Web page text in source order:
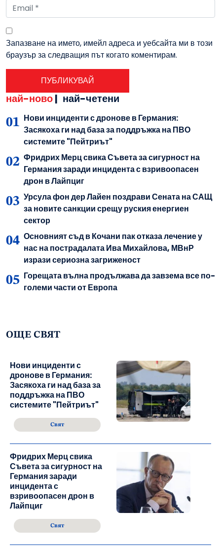
Запазване на името, имейл адреса и уебсайта ми в този
браузър за следващия път когато коментирам.
най-ново| най-четени
Нови инциденти с дронове в Германия:
Засякоха ги над база за поддръжка на ПВО
системите "Пейтриът"
Фридрих Мерц свика Съвета за сигурност на
Германия заради инцидента с взривоопасен
дрон в Лайпциг
Урсула фон дер Лайен поздрави Сената на САЩ
за новите санкции срещу руския енергиен
сектор
Основният съд в Кочани пак отказа лечение у
нас на пострадалата Ива Михайлова, МВнР
изрази сериозна загриженост
Горещата вълна продължава да завзема все по-
големи части от Европа
ОЩЕ СВЯТ
Нови инциденти с
дронове в Германия:
Засякоха ги над база за
поддръжка на ПВО
системите "Пейтриът"
Свят
Фридрих Мерц свика
Съвета за сигурност на
Германия заради
инцидента с
взривоопасен дрон в
Лайпциг
Свят